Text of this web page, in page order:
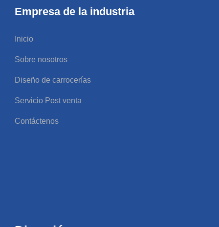
Empresa de la industria
Inicio
Sobre nosotros
Diseño de carrocerías
Servicio Post venta
Contáctenos